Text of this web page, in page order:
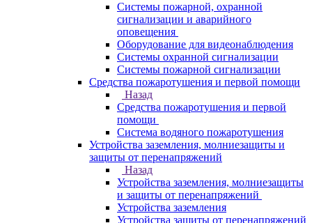
Системы пожарной, охранной
сигнализации и аварийного
оповещения
Оборудование для видеонаблюдения
Системы охранной сигнализации
Системы пожарной сигнализации
Средства пожаротушения и первой помощи
Назад
Средства пожаротушения и первой
помощи
Система водяного пожаротушения
Устройства заземления, молниезащиты и
защиты от перенапряжений
Назад
Устройства заземления, молниезащиты
и защиты от перенапряжений
Устройства заземления
Устройства защиты от перенапряжений